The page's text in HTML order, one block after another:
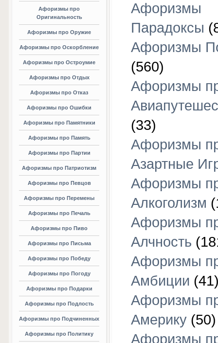
Афоризмы про
Оригинальность
Афоризмы про Оружие
Афоризмы про Оскорбление
Афоризмы про Остроумие
Афоризмы про Отдых
Афоризмы про Отказ
Афоризмы про Ошибки
Афоризмы про Памятники
Афоризмы про Память
Афоризмы про Партии
Афоризмы про Патриотизм
Афоризмы про Певцов
Афоризмы про Перемены
Афоризмы про Печаль
Афоризмы про Пиво
Афоризмы про Письма
Афоризмы про Победу
Афоризмы про Погоду
Афоризмы про Подарки
Афоризмы про Подлость
Афоризмы про Подчиненных
Афоризмы про Политику
Афоризмы
Парадоксы
Афоризмы
(560)
Афоризмы
(33)
Афоризмы
Азартные
Афоризмы
Алкоголизм
Афоризмы
Алчность
Афоризмы
Амбиции
Афоризмы
Америку (50)
Афоризмы